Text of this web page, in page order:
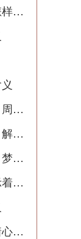
梦见树上结冰水，究竟是怎样的寓意？
梦到被猫子抓是什么意思？周公解梦告诉你
梦见好多杨絮是什么预兆？解梦用中文告诉你
梦见姥姥乱跑是什么预兆？梦境解析和预示意义
解梦：梦到多种蘑菇，预示着什么？
梦到被人贩子解梦：预示着心理压力和恐惧的释放